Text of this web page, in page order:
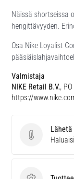
Näissä shortseissa
hengittävyyden.
Osa Nike Loyalist
Valmistaja
NIKE Retail B.V.,
https://
Lähetä